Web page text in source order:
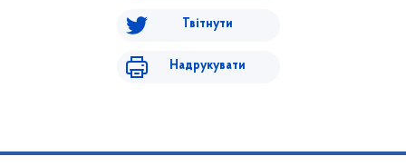
Твітнути
Надрукувати